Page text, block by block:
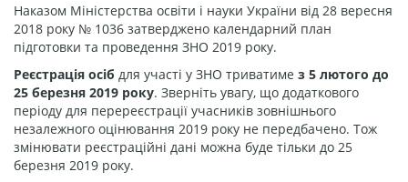
Наказом Міністерства освіти і науки України від 28 вересня
2018 року № 1036 затверджено календарний план
підготовки та проведення ЗНО 2019 року.
Реєстрація осіб для участі у ЗНО триватиме з 5 лютого до
25 березня 2019 року. Зверніть увагу, що додаткового
періоду для перереєстрації учасників зовнішнього
незалежного оцінювання 2019 року не передбачено. Тож
змінювати реєстраційні дані можна буде тільки до 25
березня 2019 року.